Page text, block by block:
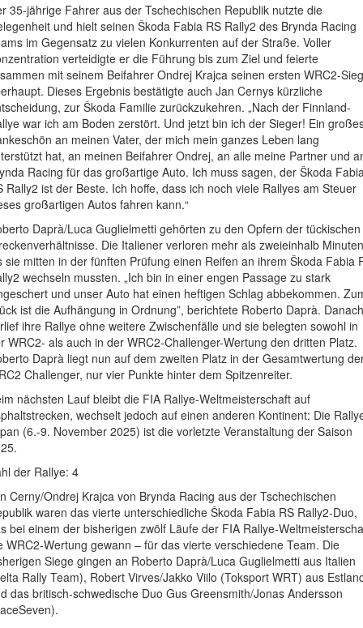
35-jährige Fahrer aus der Tschechischen Republik nutzte die
und hielt seinen Škoda Fabia RS Rally2 des Brynda Racing
im Gegensatz zu vielen Konkurrenten auf der Straße. Voller
verteidigte er die Führung bis zum Ziel und feierte
mit seinem Beifahrer Ondrej Krajca seinen ersten WRC2-Sieg
Dieses Ergebnis bestätigte auch Jan Cernys kürzliche
zur Škoda Familie zurückzukehren. „Nach der Finnland-
war ich am Boden zerstört. Und jetzt bin ich der Sieger! Ein
an meinen Vater, der mich mein ganzes Leben lang
hat, an meinen Beifahrer Ondrej, an alle meine Partner und
Racing für das großartige Auto. Ich muss sagen, der Škoda
Rally2 ist der Beste. Ich hoffe, dass ich noch viele Rallyes am Steuer
großartigen Autos fahren kann.“
Daprà/Luca Guglielmetti gehörten zu den Opfern der tückischen
Die Italiener verloren mehr als zweieinhalb
sie mitten in der fünften Prüfung einen Reifen an ihrem Škoda Fabia
wechseln mussten. „Ich bin in einer engen Passage zu stark
und unser Auto hat einen heftigen Schlag abbekommen.
ist die Aufhängung in Ordnung”, berichtete Roberto Daprà. Danach
ihre Rallye ohne weitere Zwischenfälle und sie belegten sowohl in
WRC2- als auch in der WRC2-Challenger-Wertung den dritten Platz.
Daprà liegt nun auf dem zweiten Platz in der Gesamtwertung
Challenger, nur vier Punkte hinter dem Spitzenreiter.
nächsten Lauf bleibt die FIA Rallye-Weltmeisterschaft auf
wechselt jedoch auf einen anderen Kontinent: Die
(6.-9. November 2025) ist die vorletzte Veranstaltung der Saison
der Rallye: 4
Cerny/Ondrej Krajca von Brynda Racing aus der Tschechischen
waren das vierte unterschiedliche Škoda Fabia RS Rally2-Duo,
bei einem der bisherigen zwölf Läufe der FIA Rallye-
WRC2-Wertung gewann – für das vierte verschiedene Team. Die
Siege gingen an Roberto Daprà/Luca Guglielmetti aus Italien
Rally Team), Robert Virves/Jakko Viilo (Toksport WRT) aus
das britisch-schwedische Duo Gus Greensmith/Jonas Andersson